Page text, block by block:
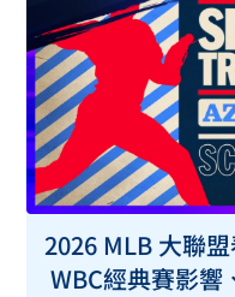
2026 MLB 大聯
WBC經典賽影